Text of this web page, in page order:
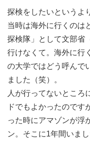
探検をしたいというよ
当時は海外に行くのは
探検隊」として文部省
行けなくて。海外に行
の大学ではどう呼んで
ました（笑）。
人が行ってないところ
ドでもよかったのです
った時にアマゾンが浮
ン。そこに1年間いまし